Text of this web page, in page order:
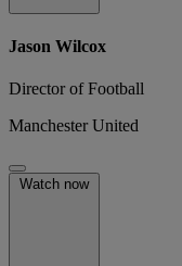
Jason Wilcox
Director of Football
Manchester United
Watch now